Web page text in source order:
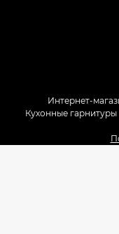
Интернет-
Кухонные гарнитуры